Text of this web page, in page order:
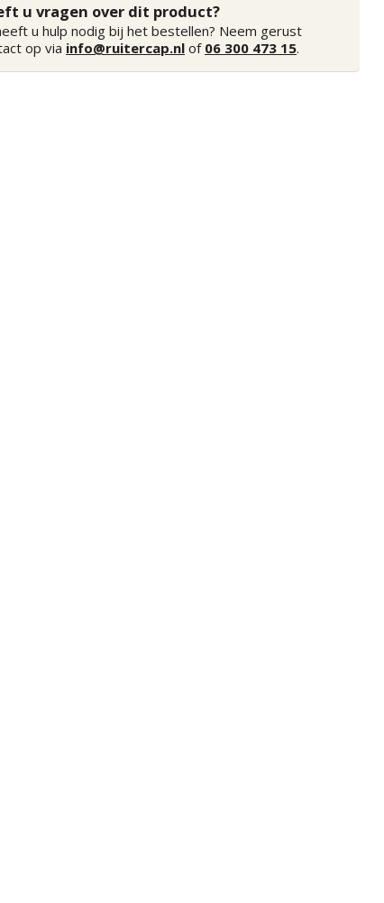
u vragen over dit product?
u hulp nodig bij het bestellen? Neem gerust
op via info@ruitercap.nl of 06 300 473 15.